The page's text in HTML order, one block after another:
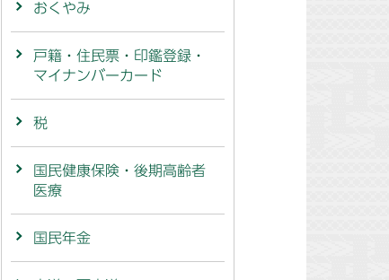
おくやみ
戸籍・住民票・印鑑登録・
マイナンバーカード
税
国民健康保険・後期高齢者
医療
国民年金